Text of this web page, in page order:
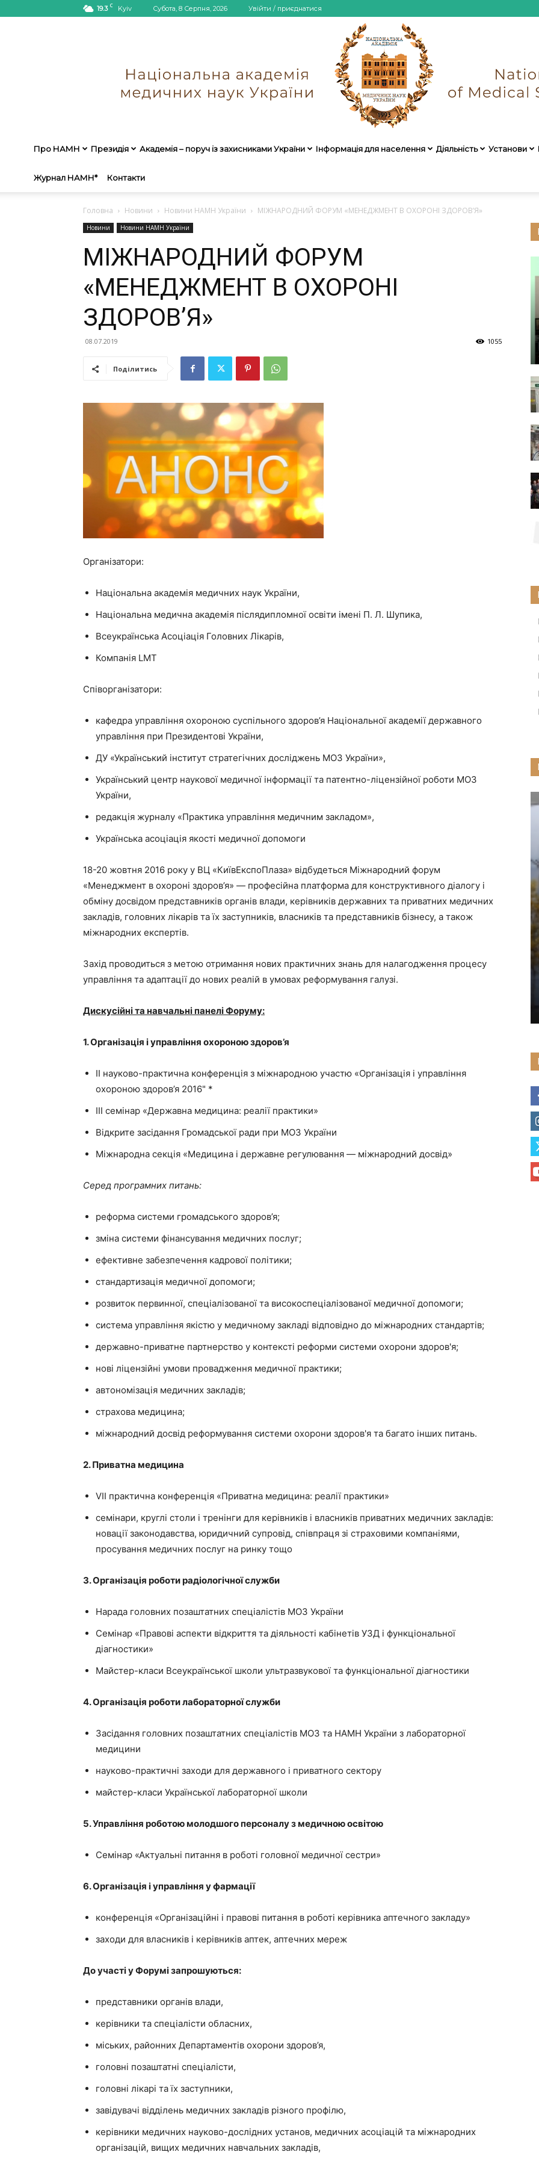
19.3 C Kyiv Субота, 8 Серпня, 2026 Увійти / приєднатися
Про НАМН Президія Академія – поруч із захисниками України Інформація для населення Діяльність Установи
Журнал НАМН* Контакти
Головна Новини Новини НАМН України МІЖНАРОДНИЙ ФОРУМ «МЕНЕДЖМЕНТ В ОХОРОНІ ЗДОРОВ’Я»
Новини Новини НАМН України
МІЖНАРОДНИЙ ФОРУМ
«МЕНЕДЖМЕНТ В ОХОРОНІ
ЗДОРОВ’Я»
08.07.2019 1055
Поділитись
Організатори:
Національна академія медичних наук України,
Національна медична академія післядипломної освіти імені П. Л. Шупика,
Всеукраїнська Асоціація Головних Лікарів,
Компанія LMT
Співорганізатори:
кафедра управління охороною суспільного здоров’я Національної академії державного
управління при Президентові України,
ДУ «Український інститут стратегічних досліджень МОЗ України»,
Український центр наукової медичної інформації та патентно-ліцензійної роботи МОЗ
України,
редакція журналу «Практика управління медичним закладом»,
Українська асоціація якості медичної допомоги
18-20 жовтня 2016 року у ВЦ «КиївЕкспоПлаза» відбудеться Міжнародний форум
«Менеджмент в охороні здоров’я» — професійна платформа для конструктивного діалогу і
обміну досвідом представників органів влади, керівників державних та приватних медичних
закладів, головних лікарів та їх заступників, власників та представників бізнесу, а також
міжнародних експертів.
Захід проводиться з метою отримання нових практичних знань для налагодження процесу
управління та адаптації до нових реалій в умовах реформування галузі.
Дискусійні та навчальні панелі Форуму:
1. Організація і управління охороною здоров’я
ІІ науково-практична конференція з міжнародною участю «Організація і управління
охороною здоров’я 2016" *
ІІІ семінар «Державна медицина: реалії практики»
Відкрите засідання Громадської ради при МОЗ України
Міжнародна секція «Медицина і державне регулювання — міжнародний досвід»
Серед програмних питань:
реформа системи громадського здоров’я;
зміна системи фінансування медичних послуг;
ефективне забезпечення кадрової політики;
стандартизація медичної допомоги;
розвиток первинної, спеціалізованої та високоспеціалізованої медичної допомоги;
система управління якістю у медичному закладі відповідно до міжнародних стандартів;
державно-приватне партнерство у контексті реформи системи охорони здоров'я;
нові ліцензійні умови провадження медичної практики;
автономізація медичних закладів;
страхова медицина;
міжнародний досвід реформування системи охорони здоров'я та багато інших питань.
2. Приватна медицина
VІІ практична конференція «Приватна медицина: реалії практики»
семінари, круглі столи і тренінги для керівників і власників приватних медичних закладів:
новації законодавства, юридичний супровід, співпраця зі страховими компаніями,
просування медичних послуг на ринку тощо
3. Організація роботи радіологічної служби
Нарада головних позаштатних спеціалістів МОЗ України
Семінар «Правові аспекти відкриття та діяльності кабінетів УЗД і функціональної
діагностики»
Майстер-класи Всеукраїнської школи ультразвукової та функціональної діагностики
4. Організація роботи лабораторної служби
Засідання головних позаштатних спеціалістів МОЗ та НАМН України з лабораторної
медицини
науково-практичні заходи для державного і приватного сектору
майстер-класи Української лабораторної школи
5. Управління роботою молодшого персоналу з медичною освітою
Семінар «Актуальні питання в роботі головної медичної сестри»
6. Організація і управління у фармації
конференція «Організаційні і правові питання в роботі керівника аптечного закладу»
заходи для власників і керівників аптек, аптечних мереж
До участі у Форумі запрошуються:
представники органів влади,
керівники та спеціалісти обласних,
міських, районних Департаментів охорони здоров’я,
головні позаштатні спеціалісти,
головні лікарі та їх заступники,
завідувачі відділень медичних закладів різного профілю,
керівники медичних науково-дослідних установ, медичних асоціацій та міжнародних
організацій, вищих медичних навчальних закладів,